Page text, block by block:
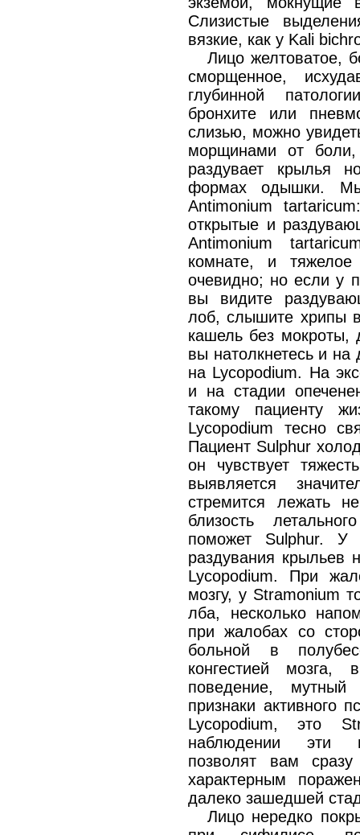
Слизистые
вязкие, как у Kali
Лицо желтоватое,
сморщенное,
глубинной
бронхите или
слизью, можно
морщинами от
раздувает крылья
формах одышки.
Antimonium
открытые и
Antimonium
комнате, и тяжелое
очевидно; но если у
вы видите
лоб, слышите хрипы
кашель без мокроты,
вы натолкнетесь и на
на Lycopodium. На
и на стадии
такому пациенту
Lycopodium тесно
Пациент Sulphur
он чувствует
выявляется
стремится лежать
близость
поможет Sulphur. У
раздувания крыльев
Lycopodium. При
мозгу, у Stramonium
лба, несколько
при жалобах со
больной в
конгестией
поведение,
признаки активного
Lycopodium, это
наблюдении эти
позволят вам
характерным
далеко зашедшей
Лицо нередко